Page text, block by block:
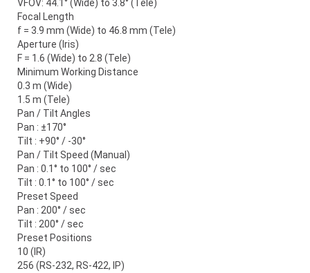
VFOV: 44.1° (Wide) to 3.8° (Tele)
Focal Length
f = 3.9 mm (Wide) to 46.8 mm (Tele)
Aperture (Iris)
F = 1.6 (Wide) to 2.8 (Tele)
Minimum Working Distance
0.3 m (Wide)
1.5 m (Tele)
Pan / Tilt Angles
Pan : ±170°
Tilt : +90° / -30°
Pan / Tilt Speed (Manual)
Pan : 0.1° to 100° / sec
Tilt : 0.1° to 100° / sec
Preset Speed
Pan : 200° / sec
Tilt : 200° / sec
Preset Positions
10 (IR)
256 (RS-232, RS-422, IP)